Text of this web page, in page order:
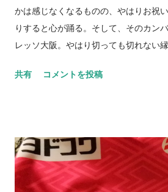
かは感じなくなるものの、やはりお祝
りすると心が踊る。そして、そのカン
レッソ大阪。やはり切っても切れない
てはいるものの、それでも多くのとこ
た。札幌に行く用があり少し足を伸ば
に着いた瞬間に我が目を疑った。もの
サポーターがいたのだから当たり前と
共有 コメントを投稿